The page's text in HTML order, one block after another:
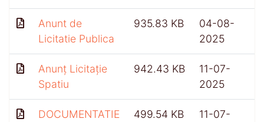
Anunt de
Licitatie Publica
935.83 KB
04-08-
2025
Anunț Licitație
Spatiu
942.43 KB
11-07-
2025
DOCUMENTATIE
499.54 KB
11-07-